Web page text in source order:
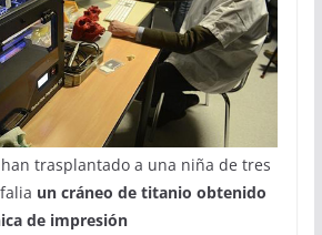
trasplantado a una niña de tres
un cráneo de titanio obtenido
de impresión